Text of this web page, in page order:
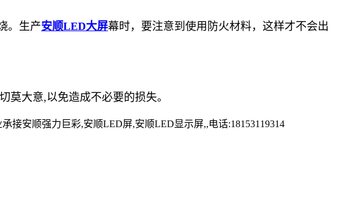
。生产安顺LED大屏幕时，要注意到使用防火材料，这样才不会出
大意,以免造成不必要的损失。
安顺强力巨彩,安顺LED屏,安顺LED显示屏,,电话:18153119314